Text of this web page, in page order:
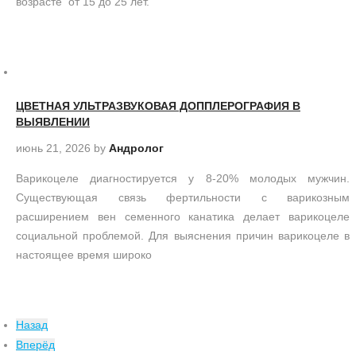
ЦВЕТНАЯ УЛЬТРАЗВУКОВАЯ ДОППЛЕРОГРАФИЯ В
ВЫЯВЛЕНИИ
июнь 21, 2026 by Андролог
Варикоцеле диагностируется у 8-20% молодых мужчин.
Существующая связь фертильности с варикозным
расширением вен семенного канатика делает варикоцеле
социальной проблемой. Для выяснения причин варикоцеле в
настоящее время широко
Назад
Вперёд